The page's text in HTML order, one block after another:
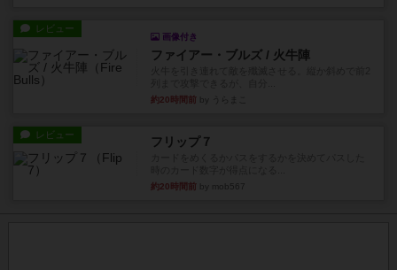
レビュー
画像付き
ファイアー・ブルズ / 火牛陣
約20時間前 by うらまこ
レビュー フリップ７
約20時間前 by mob567